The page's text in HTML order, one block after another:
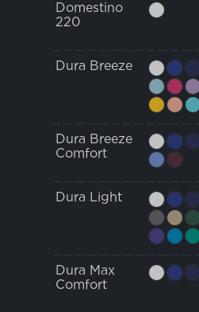
Domestino
220
Dura Breeze
Dura Breeze
Comfort
Dura Light
Dura Max
Comfort